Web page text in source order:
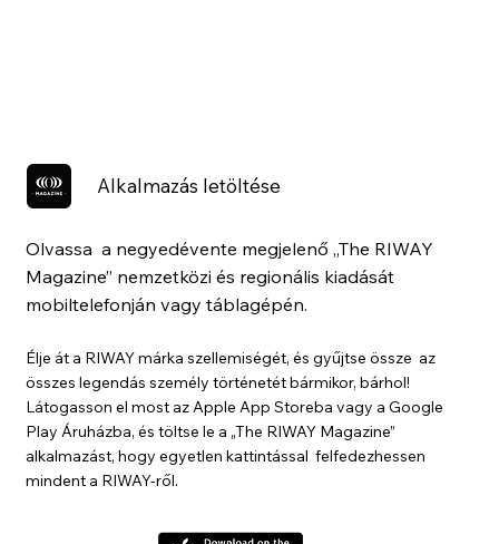
Alkalmazás letöltése
Olvassa a negyedévente megjelenő „The RIWAY
Magazine” nemzetközi és regionális kiadását
mobiltelefonján vagy táblagépén.
Élje át a RIWAY márka szellemiségét, és gyűjtse össze az
összes legendás személy történetét bármikor, bárhol!
Látogasson el most az Apple App Storeba vagy a Google
Play Áruházba, és töltse le a „The RIWAY Magazine”
alkalmazást, hogy egyetlen kattintással felfedezhessen
mindent a RIWAY-ről.